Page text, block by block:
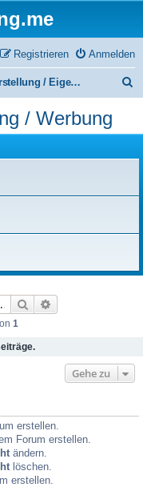
Anmelden
Registrieren
Vorstellung / Eigenwerbung / Werbung
/ Werbung
Suche
1
Gehe zu
erstellen.
Forum erstellen.
ändern.
löschen.
erstellen.